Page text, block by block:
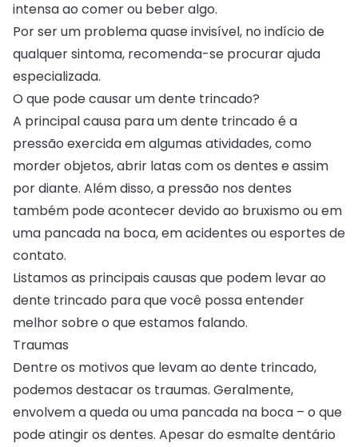
intensa ao comer ou beber algo.
Por ser um problema quase invisível, no indício de
qualquer sintoma, recomenda-se procurar ajuda
especializada.
O que pode causar um dente trincado?
A principal causa para um dente trincado é a
pressão exercida em algumas atividades, como
morder objetos, abrir latas com os dentes e assim
por diante. Além disso, a pressão nos dentes
também pode acontecer devido ao bruxismo ou em
uma pancada na boca, em acidentes ou esportes de
contato.
Listamos as principais causas que podem levar ao
dente trincado para que você possa entender
melhor sobre o que estamos falando.
Traumas
Dentre os motivos que levam ao dente trincado,
podemos destacar os traumas. Geralmente,
envolvem a queda ou uma pancada na boca – o que
pode atingir os dentes. Apesar do esmalte dentário